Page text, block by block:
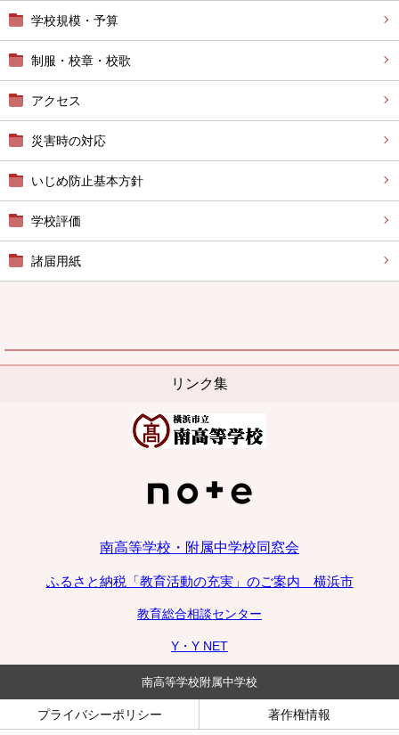
学校規模・予算
制服・校章・校歌
アクセス
災害時の対応
いじめ防止基本方針
学校評価
諸届用紙
リンク集
南高等学校・附属中学校同窓会
ふるさと納税「教育活動の充実」のご案内 横浜市
教育総合相談センター
Y・Y NET
南高等学校附属中学校
プライバシーポリシー 著作権情報